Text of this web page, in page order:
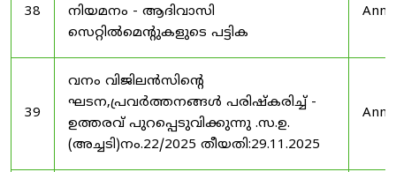
38
നിയമനം - ആദിവാസി
സെറ്റിൽമെന്റുകളുടെ പട്ടിക
39
വനം വിജിലൻസിന്റെ
ഘടന,പ്രവർത്തനങ്ങൾ പരിഷ്കരിച്ച് -
ഉത്തരവ് പുറപ്പെടുവിക്കുന്നു .സ.ഉ.
(അച്ചടി)നം.22/2025 തീയതി:29.11.2025